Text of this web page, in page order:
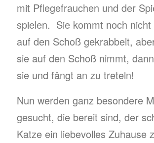
mit Pflegefrauchen und der
spielen. Sie kommt noch nicht
auf den Schoß gekrabbelt,
sie auf den Schoß nimmt,
sie und fängt an zu treteln!
Nun werden ganz besondere
gesucht, die bereit sind, der
Katze ein liebevolles Zuhause